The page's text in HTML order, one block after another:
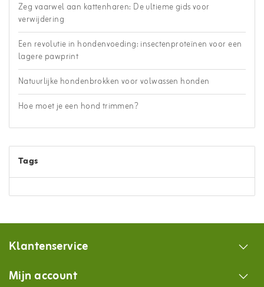
Zeg vaarwel aan kattenharen: De ultieme gids voor
verwijdering
Een revolutie in hondenvoeding: insectenproteïnen voor een
lagere pawprint
Natuurlijke hondenbrokken voor volwassen honden
Hoe moet je een hond trimmen?
Tags
Klantenservice
Mijn account